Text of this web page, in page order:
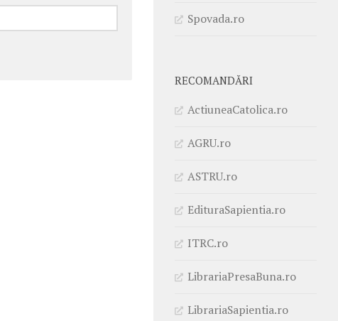
Spovada.ro
RECOMANDĂRI
ActiuneaCatolica.ro
AGRU.ro
ASTRU.ro
EdituraSapientia.ro
ITRC.ro
LibrariaPresaBuna.ro
LibrariaSapientia.ro